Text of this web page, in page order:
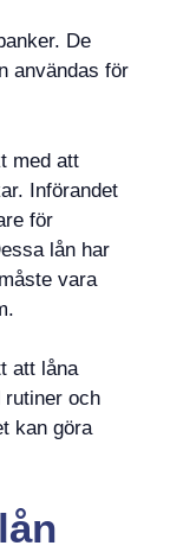
De
användas för
med att
Införandet
för
lån har
vara
att låna
rutiner och
kan göra